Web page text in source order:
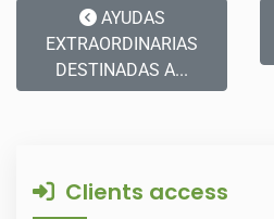
AYUDAS
EXTRAORDINARIAS
DESTINADAS A...
Clients access